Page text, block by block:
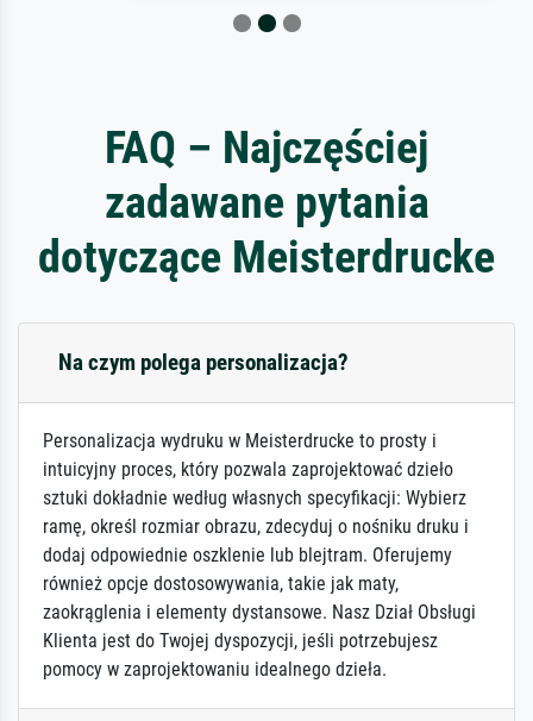
FAQ – Najczęściej
zadawane pytania
dotyczące Meisterdrucke
Na czym polega personalizacja?
Personalizacja wydruku w Meisterdrucke to prosty i
intuicyjny proces, który pozwala zaprojektować dzieło
sztuki dokładnie według własnych specyfikacji: Wybierz
ramę, określ rozmiar obrazu, zdecyduj o nośniku druku i
dodaj odpowiednie oszklenie lub blejtram. Oferujemy
również opcje dostosowywania, takie jak maty,
zaokrąglenia i elementy dystansowe. Nasz Dział Obsługi
Klienta jest do Twojej dyspozycji, jeśli potrzebujesz
pomocy w zaprojektowaniu idealnego dzieła.